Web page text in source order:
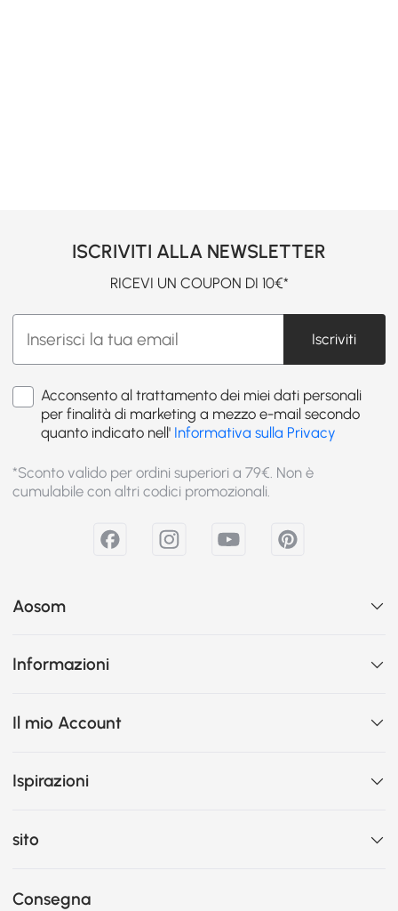
ISCRIVITI ALLA NEWSLETTER
RICEVI UN COUPON DI 10€*
Iscriviti
Acconsento al trattamento dei miei dati personali
per finalità di marketing a mezzo e-mail secondo
quanto indicato nell' Informativa sulla Privacy
*Sconto valido per ordini superiori a 79€. Non è
cumulabile con altri codici promozionali.
Aosom
Informazioni
Il mio Account
Ispirazioni
sito
Consegna